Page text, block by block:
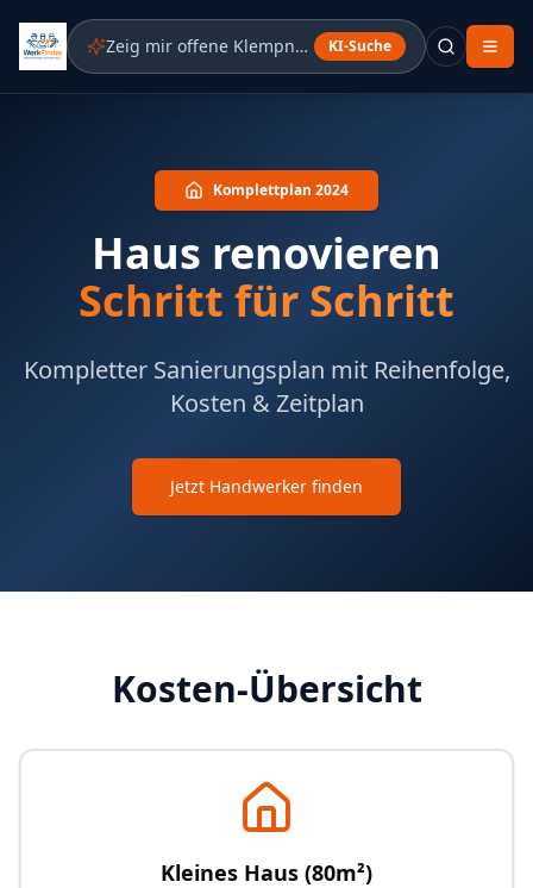
Zeig mir offene Klempner-Aufträge in meiner Nähe
KI-Suche
Komplettplan 2024
Haus renovieren
Schritt für Schritt
Kompletter Sanierungsplan mit Reihenfolge,
Kosten & Zeitplan
Jetzt Handwerker finden
Kosten-Übersicht
Kleines Haus (80m²)